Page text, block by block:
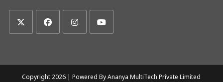
Copyright 2026 |Powered By Ananya MultiTech Private Limited